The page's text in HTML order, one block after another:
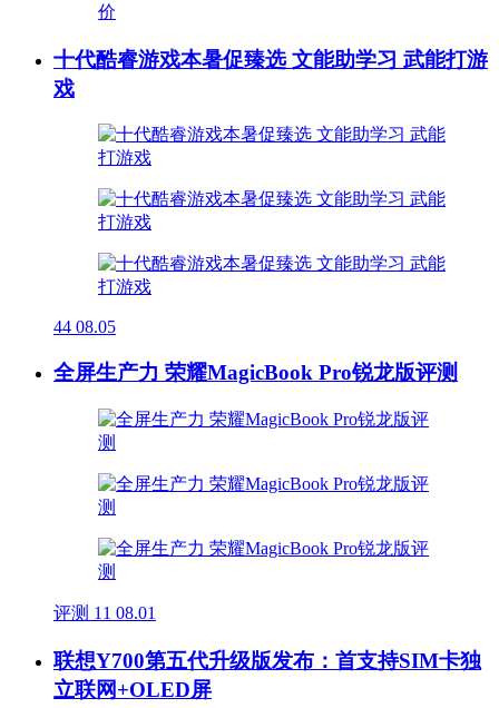
十代酷睿游戏本暑促臻选 文能助学习 武能打游
戏
44 08.05
全屏生产力 荣耀MagicBook Pro锐龙版评测
评测 11 08.01
联想Y700第五代升级版发布：首支持SIM卡独
立联网+OLED屏